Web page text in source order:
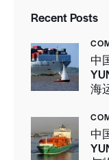
Recent Posts
中
海
中